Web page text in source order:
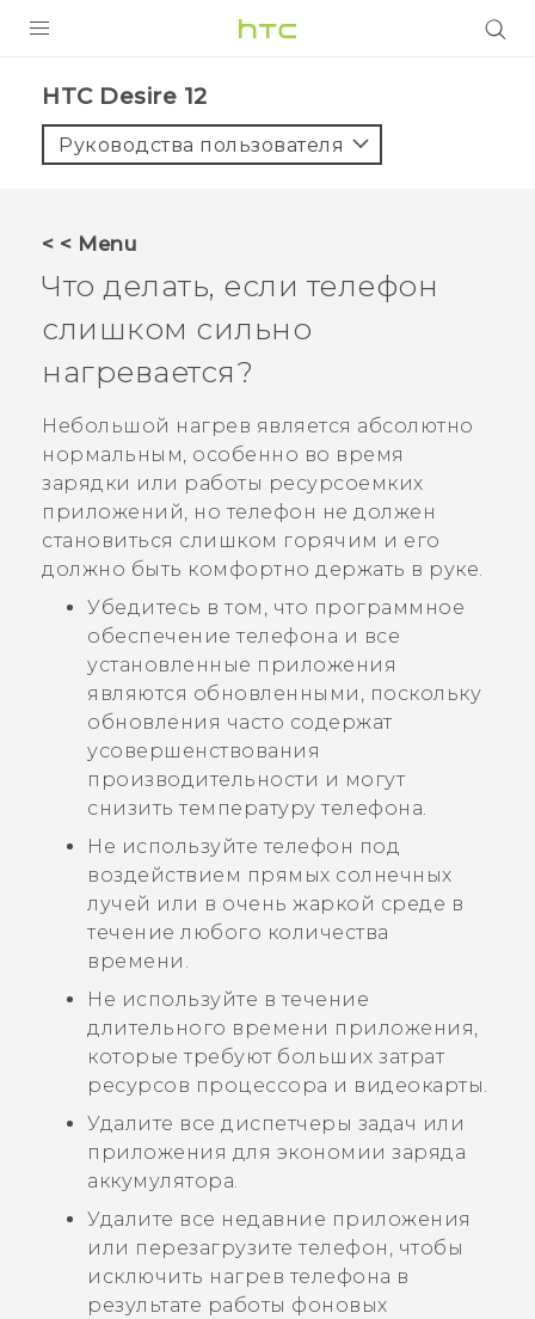
5G
VIVERSE
ПОДДЕРЖКА
HTC Desire 12‎
Руководства пользователя
< < Menu
Что делать, если телефон
слишком сильно
нагревается?
Небольшой нагрев является абсолютно
нормальным, особенно во время
зарядки или работы ресурсоемких
приложений, но телефон не должен
становиться слишком горячим и его
должно быть комфортно держать в руке.
Убедитесь в том, что программное
обеспечение телефона и все
установленные приложения
являются обновленными, поскольку
обновления часто содержат
усовершенствования
производительности и могут
снизить температуру телефона.
Не используйте телефон под
воздействием прямых солнечных
лучей или в очень жаркой среде в
течение любого количества
времени.
Не используйте в течение
длительного времени приложения,
которые требуют больших затрат
ресурсов процессора и видеокарты.
Удалите все диспетчеры задач или
приложения для экономии заряда
аккумулятора.
Удалите все недавние приложения
или перезагрузите телефон, чтобы
исключить нагрев телефона в
результате работы фоновых